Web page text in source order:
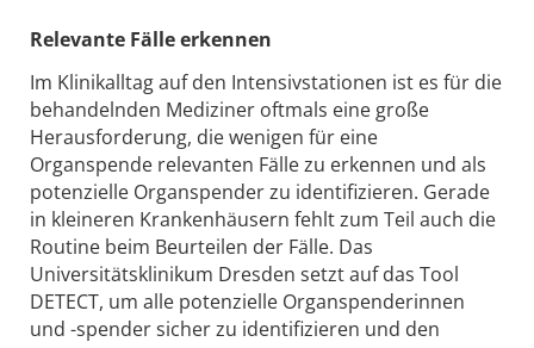
Relevante Fälle erkennen
Im Klinikalltag auf den Intensivstationen ist es für die
behandelnden Mediziner oftmals eine große
Herausforderung, die wenigen für eine
Organspende relevanten Fälle zu erkennen und als
potenzielle Organspender zu identifizieren. Gerade
in kleineren Krankenhäusern fehlt zum Teil auch die
Routine beim Beurteilen der Fälle. Das
Universitätsklinikum Dresden setzt auf das Tool
DETECT, um alle potenzielle Organspenderinnen
und -spender sicher zu identifizieren und den